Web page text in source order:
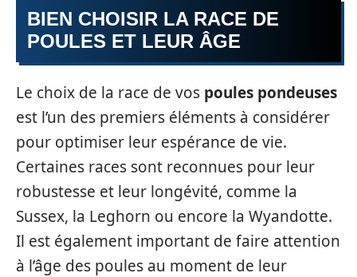
BIEN CHOISIR LA RACE DE
POULES ET LEUR ÂGE
Le choix de la race de vos poules pondeuses
est l’un des premiers éléments à considérer
pour optimiser leur espérance de vie.
Certaines races sont reconnues pour leur
robustesse et leur longévité, comme la
Sussex, la Leghorn ou encore la Wyandotte.
Il est également important de faire attention
à l’âge des poules au moment de leur